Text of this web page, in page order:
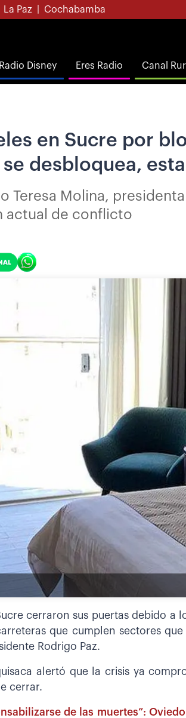
La Paz Cochabamba
Radio Disney Eres Radio Canal
en Sucre por
desbloquea,
Teresa Molina,
actual de conflicto
cerraron sus puertas debido a
que cumplen sectores
Rodrigo Paz.
alertó que la crisis ya
cerrar.
de las muertes”: